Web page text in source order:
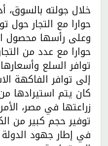
خلال جولته بالسوق،
حوارا مع التجار حول
وعلى رأسها محصول
حوارا مع عدد من
توافر السلع
إلى توافر الفاكهة
كان يتم استيرادها
زراعتها في مصر،
توفير حجم كبير من
في إطار جهود